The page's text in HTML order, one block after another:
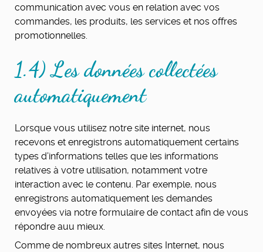
communication avec vous en relation avec vos
commandes, les produits, les services et nos offres
promotionnelles.
1.4) Les données collectées
automatiquement
Lorsque vous utilisez notre site internet, nous
recevons et enregistrons automatiquement certains
types d’informations telles que les informations
relatives à votre utilisation, notamment votre
interaction avec le contenu. Par exemple, nous
enregistrons automatiquement les demandes
envoyées via notre formulaire de contact afin de vous
répondre auu mieux.
Comme de nombreux autres sites Internet, nous